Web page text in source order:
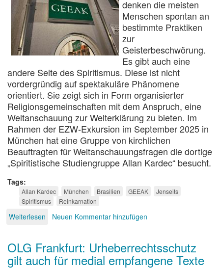
denken die meisten
Menschen spontan an
bestimmte Praktiken
zur
Geisterbeschwörung.
Es gibt auch eine
andere Seite des Spiritismus. Diese ist nicht
vordergründig auf spektakuläre Phänomene
orientiert. Sie zeigt sich in Form organisierter
Religionsgemeinschaften mit dem Anspruch, eine
Weltanschauung zur Welterklärung zu bieten. Im
Rahmen der EZW-Exkursion im September 2025 in
München hat eine Gruppe von kirchlichen
Beauftragten für Weltanschauungsfragen die dortige
„Spiritistische Studiengruppe Allan Kardec“ besucht.
Tags
Allan Kardec München Brasilien GEEAK
Jenseits
Spiritismus
Reinkarnation
Weiterlesen über
Geistern
Neuen Kommentar hinzufügen
OLG Frankfurt: Urheberrechtsschutz
gilt auch für medial empfangene Texte